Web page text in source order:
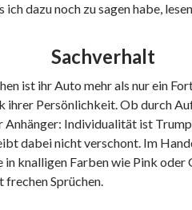
ich dazu noch zu sagen habe,
Sachverhalt
ist ihr Auto mehr als nur ein
ihrer Persönlichkeit. Ob durch
Anhänger: Individualität ist
dabei nicht verschont. Im
knalligen Farben wie Pink oder
frechen Sprüchen.